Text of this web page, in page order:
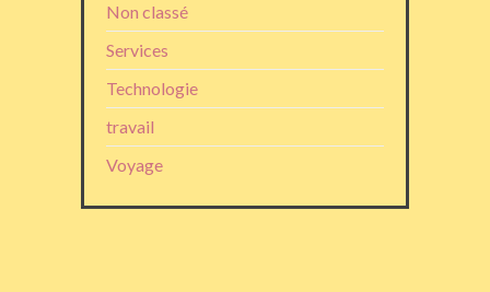
Non classé
Services
Technologie
travail
Voyage